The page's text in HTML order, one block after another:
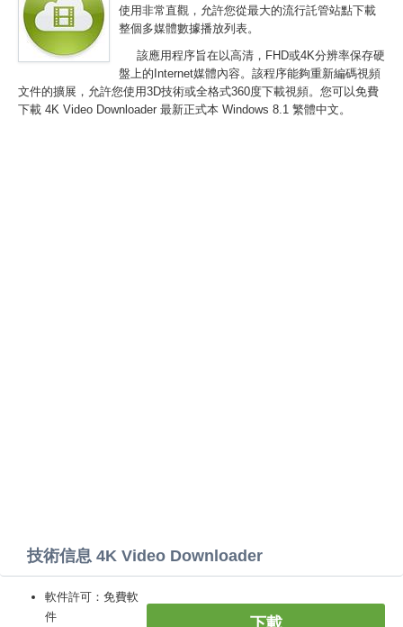
使用非常直觀，允許您從最大的流行託管站點下載
整個多媒體數據播放列表。
該應用程序旨在以高清，FHD或4K分辨率保存硬
盤上的Internet媒體內容。該程序能夠重新編碼視頻
文件的擴展，允許您使用3D技術或全格式360度下載視頻。您可以免費
下載 4K Video Downloader 最新正式本 Windows 8.1 繁體中文。
技術信息 4K Video Downloader
下載
軟件許可：免費軟
件